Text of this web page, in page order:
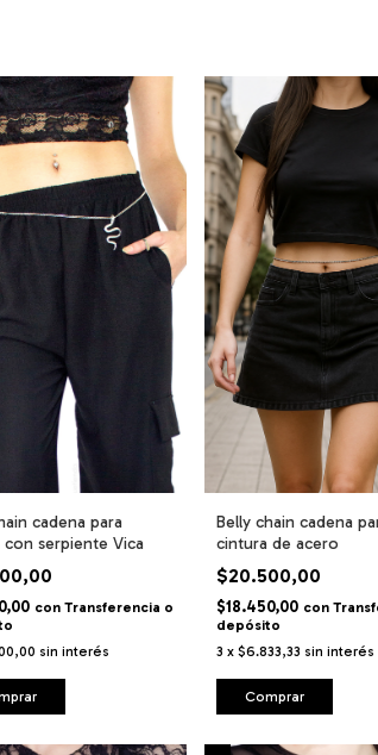
cadena para
serpiente Vica
con Transferencia o
sin interés
Belly chain cadena
cintura de acero
$20.500,00
$18.450,00 con
depósito
3 x $6.833,33 sin interés
Comprar